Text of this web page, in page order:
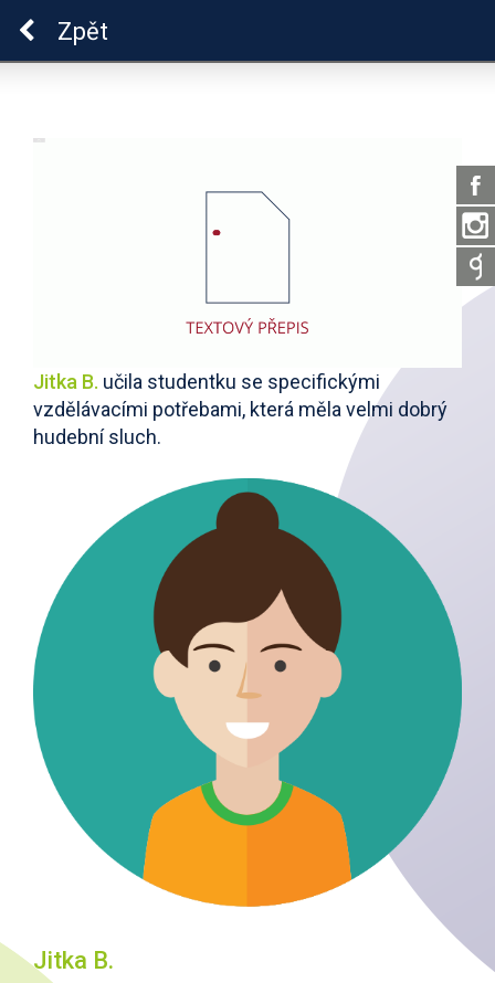
Zpět
Jitka B. učila studentku se specifickými
vzdělávacími potřebami, která měla velmi dobrý
hudební sluch.
Jitka B.